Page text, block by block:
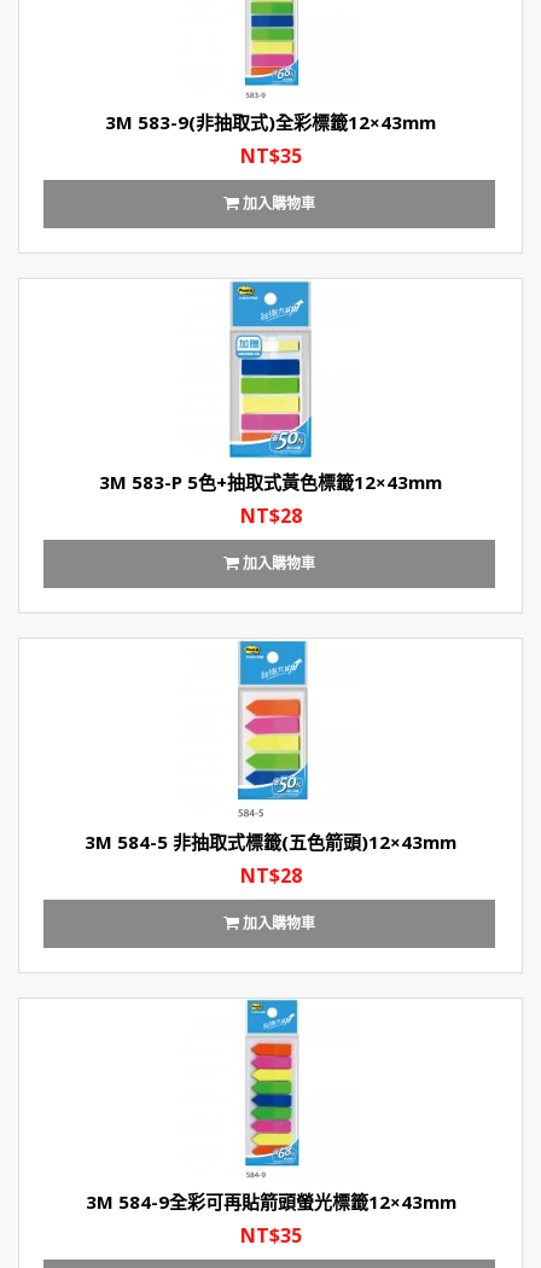
3M 583-9(非抽取式)全彩標籤12×43mm
NT$35
加入購物車
3M 583-P 5色+抽取式黃色標籤12×43mm
NT$28
加入購物車
3M 584-5 非抽取式標籤(五色箭頭)12×43mm
NT$28
加入購物車
3M 584-9全彩可再貼箭頭螢光標籤12×43mm
NT$35